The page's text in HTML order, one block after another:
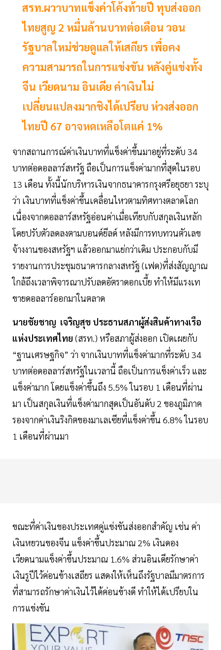
สรท.ผวาบาทแข็งค่าโค้งท้ายปี ทุบส่งออก
ไทยสูญ 2 หมื่นล้านบาทต่อเดือน วอน
รัฐบาลใหม่ช่วยดูแลให้เสถียร เพื่อคง
ความสามารถในการแข่งขัน หลังคู่แข่งทั้ง
จีน เวียดนาม อินเดีย ค่าเงินไม่
เปลี่ยนแปลงมากชิงได้เปรียบ ห่วงส่งออก
ไทยปี 67 อาจหดเหลือโตแค่ 1%
จากสถานการณ์ค่าเงินบาทที่แข็งค่าขึ้นมาอยู่ที่ระดับ 34
บาทต่อดอลลาร์สหรัฐ ถือเป็นการแข็งค่ามากที่สุดในรอบ
13 เดือน ทั้งนี้นักบริหารเงินจากธนาคารกรุงศรีอยุธยา ระบุ
ว่า เงินบาทที่แข็งค่าขึ้นเคลื่อนไหวตามทิศทางตลาดโลก
เนื่องจากดอลลาร์สหรัฐอ่อนค่าเมื่อเทียบกับสกุลเงินหลัก
โดยปรับตัวลดลงตามบอนด์ยีลด์ หลังมีการทบทวนตัวเลข
จ้างงานของสหรัฐฯ แล้วออกมาแย่กว่าเดิม ประกอบกับมี
รายงานการประชุมธนาคารกลางสหรัฐ (เฟด)ที่ส่งสัญญาณ
ใกล้ถึงเวลาพิจารณาปรับลดอัตราดอกเบี้ย ทำให้มีแรงเท
ขายดอลลาร์ออกมาในตลาด
นายชัยชาญ เจริญสุข ประธานสภาผู้ส่งสินค้าทางเรือ
แห่งประเทศไทย (สรท.) หรือสภาผู้ส่งออก เปิดเผยกับ
“ฐานเศรษฐกิจ” ว่า จากเงินบาทที่แข็งค่ามากที่ระดับ 34
บาทต่อดอลลาร์สหรัฐในเวลานี้ ถือเป็นการแข็งค่าเร็ว และ
แข็งค่ามาก โดยแข็งค่าขึ้นถึง 5.5% ในรอบ 1 เดือนที่ผ่าน
มา เป็นสกุลเงินที่แข็งค่ามากสุดเป็นอันดับ 2 ของภูมิภาค
รองจากค่าเงินริงกิตของมาเลเซียที่แข็งค่าขึ้น 6.8% ในรอบ
1 เดือนที่ผ่านมา
ขณะที่ค่าเงินของประเทศคู่แข่งขันส่งออกสำคัญ เช่น ค่า
เงินหยวนของจีน แข็งค่าขึ้นประมาณ 2% เงินดอง
เวียดนามแข็งค่าขึ้นประมาณ 1.6% ส่วนอินเดียรักษาค่า
เงินรูปีไว้ค่อนข้างเสถียร แสดงให้เห็นถึงรัฐบาลมีมาตรการ
ที่สามารถรักษาค่าเงินไว้ได้ค่อนข้างดี ทำให้ได้เปรียบใน
การแข่งขัน